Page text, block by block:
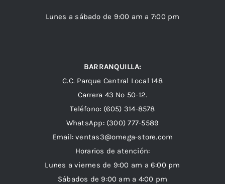
Lunes a sábado de 9:00 am a 7:00 pm
BARRANQUILLA:
C.C. Parque Central Local 148
Carrera 43 Nº 50-12.
Teléfono: (605) 314-8578
WhatsApp: (300) 777-5589
Email: ventas3@omega-store.com
Horarios de atención:
Lunes a viernes de 9:00 am a 6:00 pm
Sábados de 9:00 am a 4:00 pm